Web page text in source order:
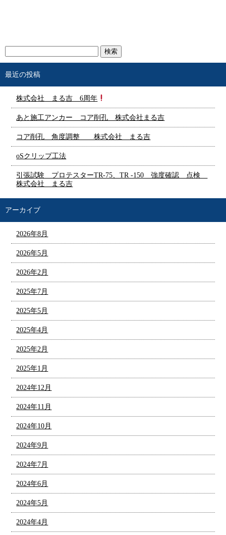
最近の投稿
株式会社 まる吉 6周年
あと施工アンカー コア削孔 株式会社まる吉
コア削孔 角度調整 株式会社 まる吉
oSクリップ工法
引張試験 プロテスターTR-75、TR -150 強度確認 点検
株式会社 まる吉
アーカイブ
2026年8月
2026年5月
2026年2月
2025年7月
2025年5月
2025年4月
2025年2月
2025年1月
2024年12月
2024年11月
2024年10月
2024年9月
2024年7月
2024年6月
2024年5月
2024年4月